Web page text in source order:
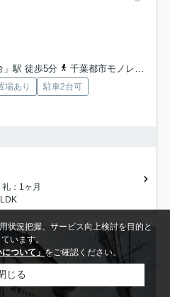
」駅 徒歩5分
千葉都市モノレール「千城台北」駅 徒歩10分
場あり
駐車2台可
：1ヶ月
状況把握、サービス向上検討を目的と
います。
について」をご確認ください。
じる